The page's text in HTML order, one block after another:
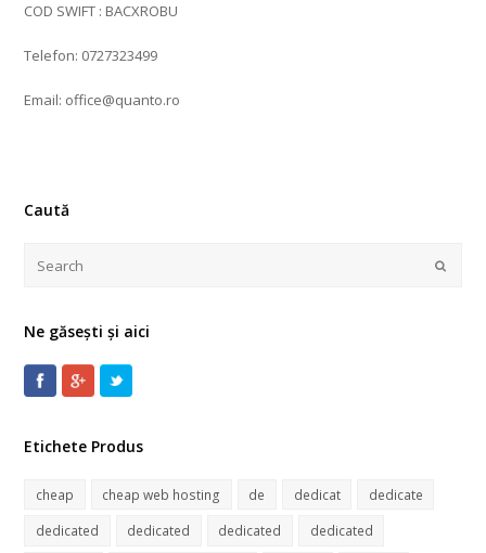
COD SWIFT : BACXROBU
Telefon: 0727323499
Email: office@quanto.ro
Caută
Ne găsești și aici
Etichete Produs
cheap cheap web hosting de dedicat
dedicate
dedicated
dedicated dedicated
dedicated